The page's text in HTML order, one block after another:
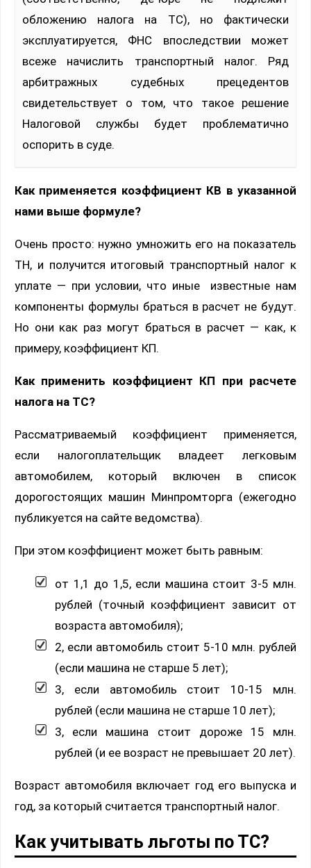
обложению налога на ТС), но фактически
эксплуатируется, ФНС впоследствии может
всеже начислить транспортный налог. Ряд
арбитражных судебных прецедентов
свидетельствует о том, что такое решение
Налоговой службы будет проблематично
оспорить в суде.
Как применяется коэффициент КВ в указанной
нами выше формуле?
Очень просто: нужно умножить его на показатель
ТН, и получится итоговый транспортный налог к
уплате — при условии, что иные известные нам
компоненты формулы браться в расчет не будут.
Но они как раз могут браться в расчет — как, к
примеру, коэффициент КП.
Как применить коэффициент КП при расчете
налога на ТС?
Рассматриваемый коэффициент применяется,
если налогоплательщик владеет легковым
автомобилем, который включен в список
дорогостоящих машин Минпромторга (ежегодно
публикуется на сайте ведомства).
При этом коэффициент может быть равным:
от 1,1 до 1,5, если машина стоит 3-5 млн.
рублей (точный коэффициент зависит от
возраста автомобиля);
2, если автомобиль стоит 5-10 млн. рублей
(если машина не старше 5 лет);
3, если автомобиль стоит 10-15 млн.
рублей (если машина не старше 10 лет);
3, если машина стоит дороже 15 млн.
рублей (и ее возраст не превышает 20 лет).
Возраст автомобиля включает год его выпуска и
год, за который считается транспортный налог.
Как учитывать льготы по ТС?